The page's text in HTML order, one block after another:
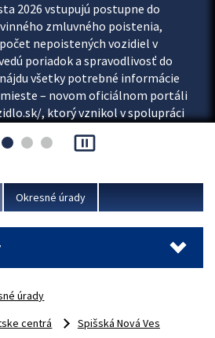
2026 vstupujú postupne do
zmluvného poistenia,
nepoistených vozidiel v
poriadok a spravodlivosť do
všetky potrebné informácie
– novom oficiálnom portáli
, ktorý vznikol v spolupráci
a Ministerstva vnútra SR.
pause_presentation
Okresné úrady
úrady
centrá
Spišská Nová Ves